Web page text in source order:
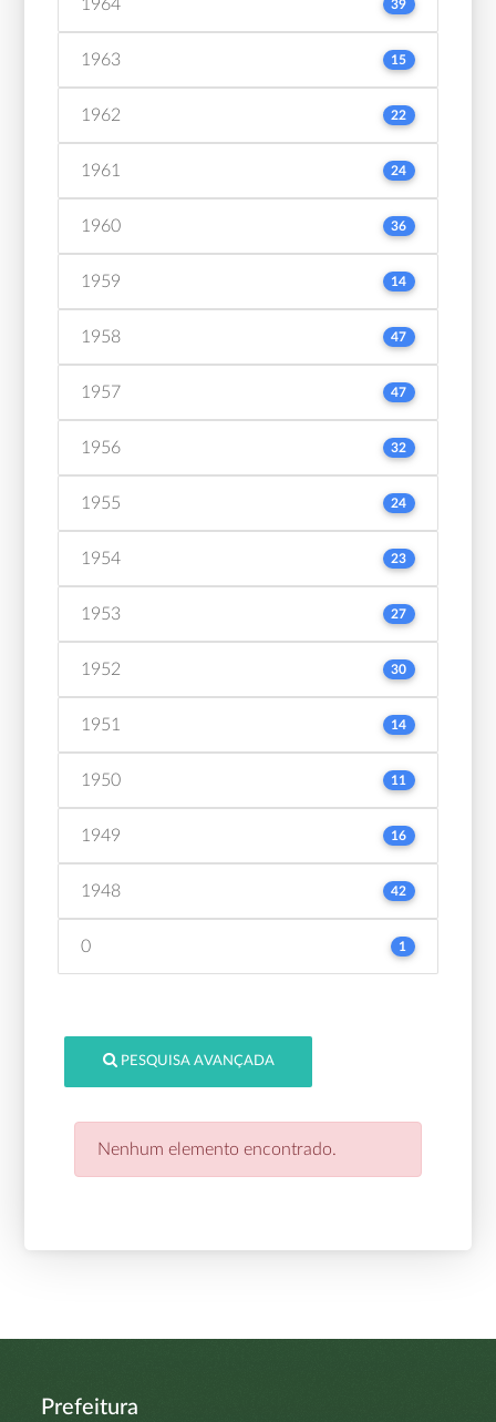
1964 39
1963 15
1962 22
1961 24
1960 36
1959 14
1958 47
1957 47
1956 32
1955 24
1954 23
1953 27
1952 30
1951 14
1950 11
1949 16
1948 42
0 1
PESQUISA AVANÇADA
Nenhum elemento encontrado.
Prefeitura